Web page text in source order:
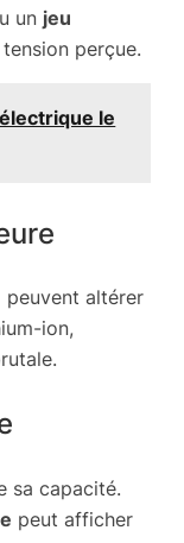
un jeu
perçue.
le
peuvent altérer
ion,
sa capacité.
peut afficher